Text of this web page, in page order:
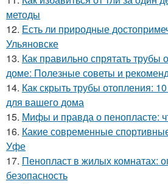
методы
12. Есть ли природные
Ульяновске
13. Как правильно спрятать трубы
доме: Полезные советы и
14. Как скрыть трубы отопления:
для вашего дома
15. Мифы и правда о пенопласте:
16. Какие современные
Уфе
17. Пенопласт в жилых комнатах:
безопасность